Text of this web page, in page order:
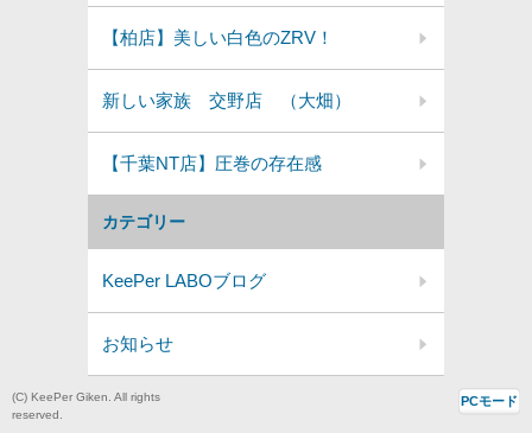
カテゴリー
KeePer LABOブログ
お知らせ
【柏店】美しい白色のZRV！
新しい家族 交野店 （大畑）
【千葉NT店】圧巻の存在感
(C) KeePer Giken. All rights
reserved.
PCモード